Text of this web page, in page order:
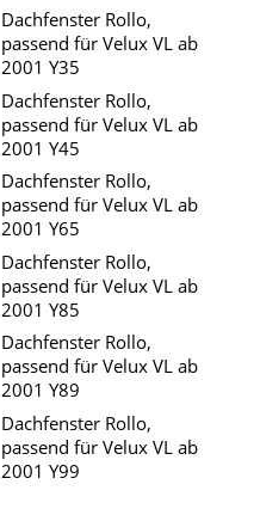
Dachfenster Rollo,
passend für Velux VL ab
2001 Y35
Dachfenster Rollo,
passend für Velux VL ab
2001 Y45
Dachfenster Rollo,
passend für Velux VL ab
2001 Y65
Dachfenster Rollo,
passend für Velux VL ab
2001 Y85
Dachfenster Rollo,
passend für Velux VL ab
2001 Y89
Dachfenster Rollo,
passend für Velux VL ab
2001 Y99